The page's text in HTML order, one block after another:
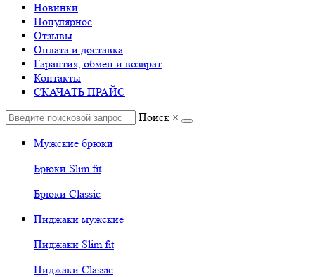
Новинки
Популярное
Отзывы
Оплата и доставка
Гарантия, обмен и возврат
Контакты
СКАЧАТЬ ПРАЙС
Поиск ×
Мужские брюки
Брюки Slim fit
Брюки Classic
Пиджаки мужские
Пиджаки Slim fit
Пиджаки Classic